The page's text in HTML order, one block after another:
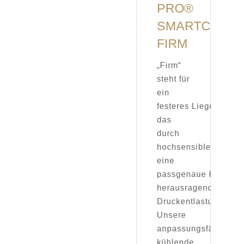
PRO®
FIRM
„Firm“
steht für
ein
festeres
das
durch
hochsensible
eine
passgenaue
herausragender
Druckentlastung
Unsere